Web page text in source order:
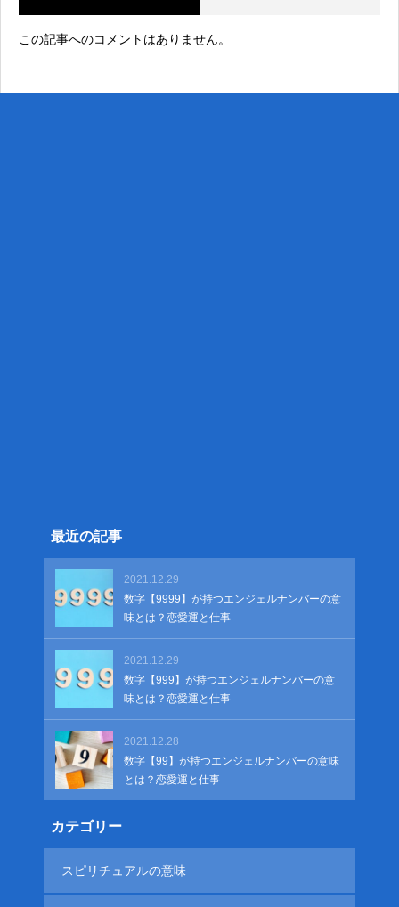
この記事へのコメントはありません。
最近の記事
2021.12.29
数字【9999】が持つエンジェルナンバーの意
味とは？恋愛運と仕事
2021.12.29
数字【999】が持つエンジェルナンバーの意
味とは？恋愛運と仕事
2021.12.28
数字【99】が持つエンジェルナンバーの意味
とは？恋愛運と仕事
カテゴリー
スピリチュアルの意味